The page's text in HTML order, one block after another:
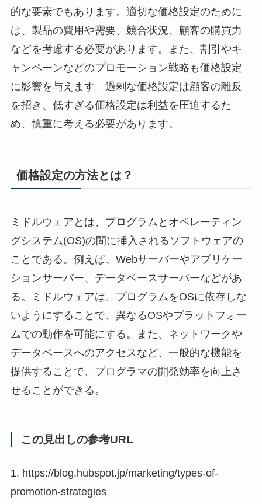
的な要素でもあります。適切な価格設定のために
は、製品の費用や需要、競合状況、顧客の購買力
などを考慮する必要があります。また、割引やキ
ャンペーンなどのプロモーション戦略も価格設定
に影響を与えます。過剰な価格設定は顧客の離反
を招き、低すぎる価格設定は利益を圧迫するた
め、慎重に考える必要があります。
価格設定の方法とは？
ミドルウェアとは、プログラムとオペレーティン
グシステム(OS)の間に挿入されるソフトウェアの
ことである。例えば、Webサーバーやアプリケー
ションサーバー、データベースサーバーなどがあ
る。ミドルウェアは、プログラムをOSに依存しな
いようにすることで、異なるOSやプラットフォー
ムでの動作を可能にする。また、ネットワークや
データベースへのアクセスなど、一般的な機能を
提供することで、プログラマの開発効率を向上さ
せることができる。
この見出しの参考URL
1. https://blog.hubspot.jp/marketing/types-of-
promotion-strategies